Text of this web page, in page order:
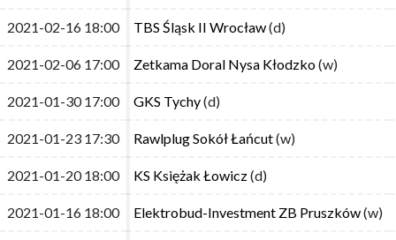
2021-02-16 18:00 TBS Śląsk II Wrocław(d)
2021-02-06 17:00 Zetkama Doral Nysa Kłodzko(w)
2021-01-30 17:00 GKS Tychy(d)
2021-01-23 17:30 Rawlplug Sokół Łańcut(w)
2021-01-20 18:00 KS Księżak Łowicz(d)
2021-01-16 18:00 Elektrobud-Investment ZB Pruszków(w)
2021-02-16 18:00 TBS Śląsk II Wrocław(d)
2021-02-06 17:00 Zetkama Doral Nysa Kłodzko(w)
2021-01-30 17:00 GKS Tychy(d)
2021-01-23 17:30 Rawlplug Sokół Łańcut(w)
2021-01-20 18:00 KS Księżak Łowicz(d)
2021-01-16 18:00 Elektrobud-Investment ZB Pruszków(w)